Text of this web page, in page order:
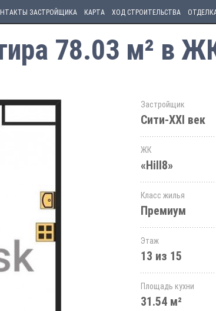
ЗАСТРОЙЩИКА КАРТА ХОД СТРОИТЕЛЬСТВА
78.03 м² в
Застройщик
Сити-XXI век
ЖК
«Hill8»
Класс жилья
Премиум
Этаж
13 из 15
Площадь кухни
31.54 м²